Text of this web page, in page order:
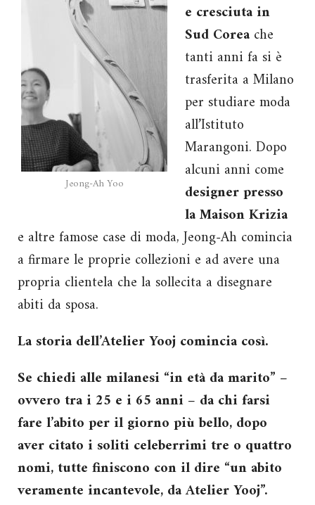
Jeong-Ah Yoo
e cresciuta in
Sud Corea che
tanti anni fa si è
trasferita a Milano
per studiare moda
all’Istituto
Marangoni. Dopo
alcuni anni come
designer presso
la Maison Krizia
e altre famose case di moda, Jeong-Ah comincia
a firmare le proprie collezioni e ad avere una
propria clientela che la sollecita a disegnare
abiti da sposa.
La storia dell’Atelier Yooj comincia così.
Se chiedi alle milanesi “in età da marito” –
ovvero tra i 25 e i 65 anni – da chi farsi
fare l’abito per il giorno più bello, dopo
aver citato i soliti celeberrimi tre o quattro
nomi, tutte finiscono con il dire “un abito
veramente incantevole, da Atelier Yooj”.